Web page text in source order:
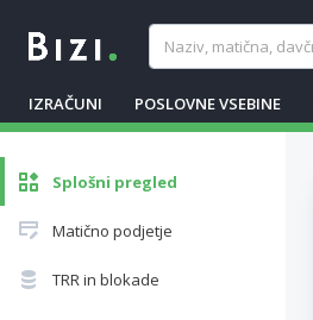
IZRAČUNI POSLOVNE VSEBINE
Splošni pregled
Matično podjetje
TRR in blokade